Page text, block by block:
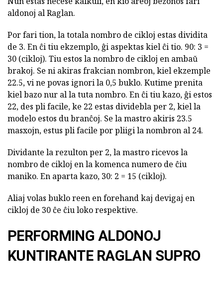
aldonoj al Raglan.
Por fari tion, la totala nombro de cikloj estas dividita
de 3. En ĉi tiu ekzemplo, ĝi aspektas kiel ĉi tio. 90: 3 =
30 (cikloj). Tiu estos la nombro de cikloj en ambaŭ
brakoj. Se ni akiras frakcian nombron, kiel ekzemple
22.5, vi ne povas ignori la 0,5 buklo. Kutime prenita
kiel bazo nur al la tuta nombro. En ĉi tiu kazo, ĝi estos
22, des pli facile, ke 22 estas dividebla per 2, kiel la
modelo estos du branĉoj. Se la mastro akiris 23.5
masxojn, estus pli facile por pliigi la nombron al 24.
Dividante la rezulton per 2, la mastro ricevos la
nombro de cikloj en la komenca numero de ĉiu
maniko. En aparta kazo, 30: 2 = 15 (cikloj).
Aliaj volas buklo reen en forehand kaj devigaj en
cikloj de 30 ĉe ĉiu loko respektive.
PERFORMING ALDONOJ
KUNTIRANTE RAGLAN SUPRO